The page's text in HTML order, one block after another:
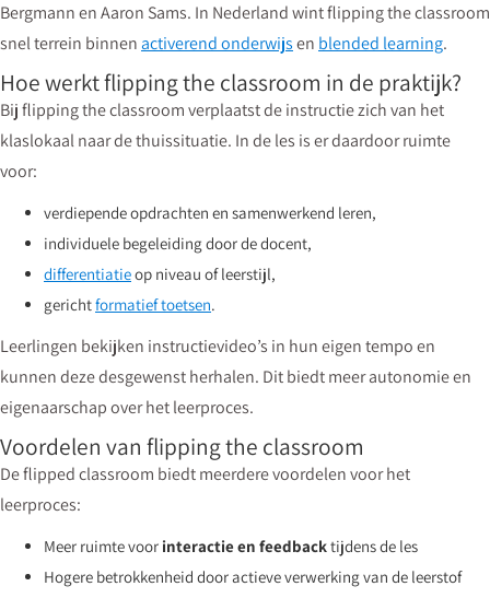
Bergmann en Aaron Sams. In Nederland wint flipping the classroom
snel terrein binnen activerend onderwijsen blended learning.
Hoe werkt flipping the classroom in de praktijk?
Bij flipping the classroom verplaatst de instructie zich van het
klaslokaal naar de thuissituatie. In de les is er daardoor ruimte
voor:
verdiepende opdrachten en samenwerkend leren,
individuele begeleiding door de docent,
differentiatieop niveau of leerstijl,
gerichtformatief toetsen.
Leerlingen bekijken instructievideo’s in hun eigen tempo en
kunnen deze desgewenst herhalen. Dit biedt meer autonomie en
eigenaarschap over het leerproces.
Voordelen van flipping the classroom
De flipped classroom biedt meerdere voordelen voor het
leerproces:
Meer ruimte voor interactie en feedbacktijdens de les
Hogere betrokkenheid door actieve verwerking van de leerstof